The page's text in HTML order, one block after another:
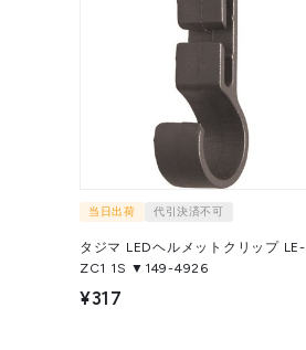
当日出荷 代引決済不可
タジマ LEDヘルメットクリップ LE-
ZC1 1S ▼149-4926
¥317